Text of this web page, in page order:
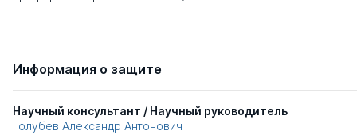
Информация о защите
Научный консультант / Научный руководитель
Голубев Александр Антонович